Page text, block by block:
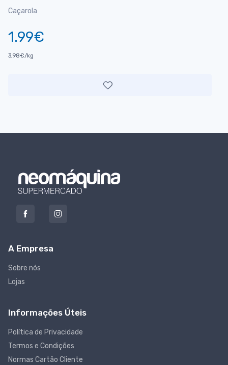
Caçarola
1.99€
3,98€/kg
A Empresa
Sobre nós
Lojas
Informações Úteis
Política de Privacidade
Termos e Condições
Normas Cartão Cliente